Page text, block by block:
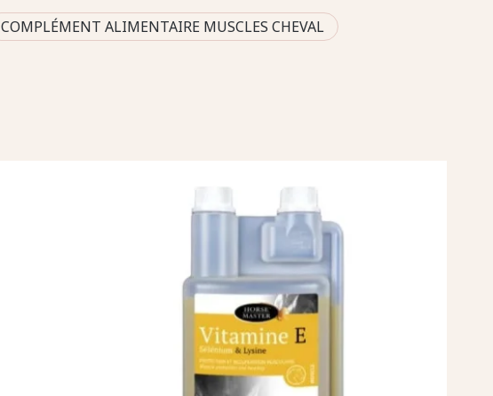
COMPLÉMENT ALIMENTAIRE MUSCLES CHEVAL